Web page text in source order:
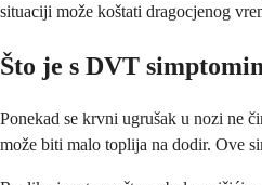
situaciji može koštati dragocjenog
Što je s DVT
Ponekad se krvni ugrušak u nozi ne
može biti malo toplija na dodir. Ove